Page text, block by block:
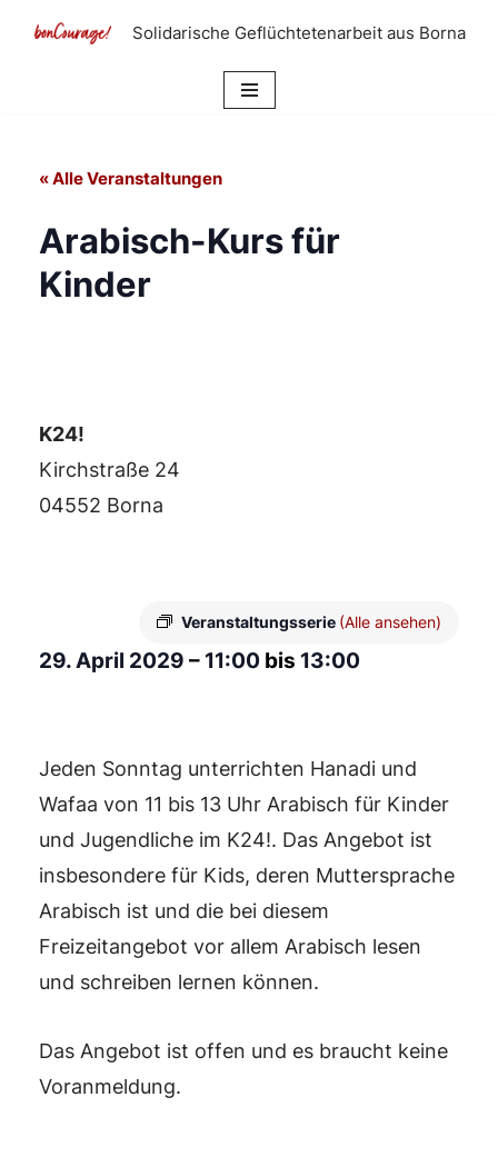
Solidarische Geflüchtetenarbeit aus Borna
« Alle Veranstaltungen
Arabisch-Kurs für
Kinder
K24!
Kirchstraße 24
04552 Borna
Veranstaltungsserie (Alle ansehen)
29. April 2029 – 11:00 bis 13:00
Jeden Sonntag unterrichten Hanadi und
Wafaa von 11 bis 13 Uhr Arabisch für Kinder
und Jugendliche im K24!. Das Angebot ist
insbesondere für Kids, deren Muttersprache
Arabisch ist und die bei diesem
Freizeitangebot vor allem Arabisch lesen
und schreiben lernen können.
Das Angebot ist offen und es braucht keine
Voranmeldung.